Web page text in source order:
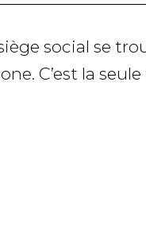
social se
C’est la